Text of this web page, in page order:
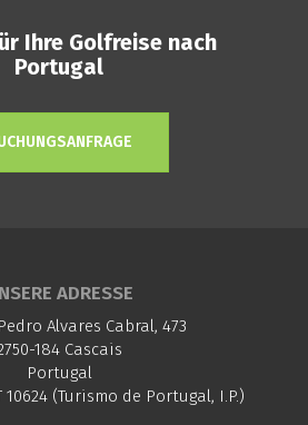
Ihre Golfreise nach
Portugal
ADRESSE
Alvares Cabral, 473
184 Cascais
Portugal
10624 (Turismo de Portugal, I.P.)